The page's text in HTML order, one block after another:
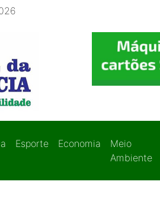
Esporte Economia
Meio
Ambiente